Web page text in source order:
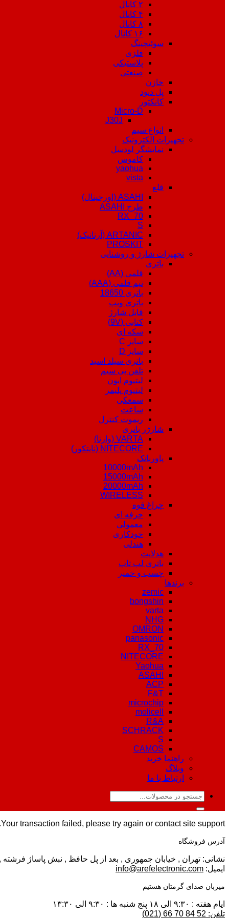
۲ کانال
۴ کانال
۸ کانال
۱۶ کانال
سوئیچینگ
فلزی
پلاستیکی
صنعتی
خازن
پل دیود
کانکتور
Micro-D
J30J
انواع سیم
تجهیزات الکترونیک
نمایشگر لودسل
کاموس
yaohua
vista
قلع
ASAHI (اورجینال)
طرح ASAHI
RX_70
S
ARTANIC (آرتانیک)
PROSKIT
تجهیزات شارژ و روشنایی
باتری
قلمی (AA)
نیم قلمی (AAA)
باتری 18650
باتری ویپ
قابل شارژ
کتابی (9V)
سکه ای
سایز C
سایز D
باتری سیلد اسید
تلفن بی سیم
لیتیوم ایون
لیتیوم پلیمر
سمعکی
ساعت
ریموت کنترل
شارژر باتری
VARTA (وارتا)
NITECORE (نایتکور)
پاوربانک
10000mAh
15000mAh
20000mAh
WIRELESS
چراغ قوه
حرفه ای
معمولی
خودکاری
هندلی
هدلایت
باتری لپ تاپ
چسب و خمیر
برندها
zemic
bongshin
varta
NHG
OMRON
panasonic
RX_70
NITECORE
Yaohua
ASAHI
ACP
F&T
microchip
molicell
R&A
SCHRACK
S
CAMOS
راهنما خرید
وبلاگ
ارتباط با ما
جستجو
Your transaction failed, please try again or contact site support.
آدرس فروشگاه
نشانی: تهران , خیابان جمهوری , بعد از پل حافظ , نبش پاساژ فرشته ,
ایمیل: info@arefelectronic.com
میزبان صدای گرمتان هستیم
ایام هفته : ۹:۳۰ الی ۱۸ پنج شنبه ها : ۹:۳۰ الی ۱۳:۳۰
تلفن: 52 84 70 66 (021)